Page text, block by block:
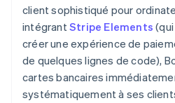
client sophistiqué pour
intégrantStripe Elements
créer une expérience de
de quelques lignes de code),
cartes bancaires
systématiquement à ses